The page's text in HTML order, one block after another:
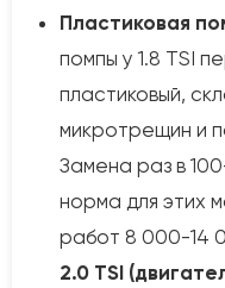
Пластиковая
помпы у 1.8 TSI
пластиковый,
микротрещин и
Замена раз в
норма для этих
работ 8 000-14
2.0 TSI